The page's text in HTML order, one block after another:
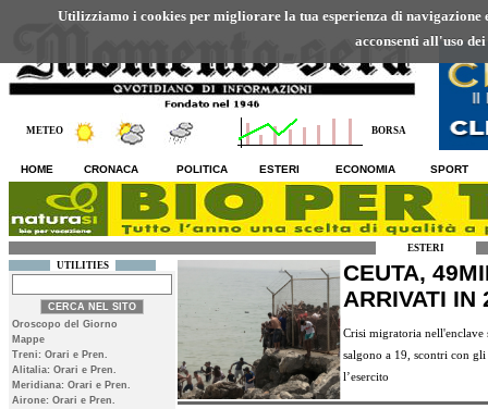
Utilizziamo i cookies per migliorare la tua esperienza di
acconsenti all'uso
METEO BORSA
HOME CRONACA POLITICA ESTERI ECONOMIA SPORT
ESTERI
UTILITIES
Oroscopo del Giorno
Mappe
Treni: Orari e Pren.
Alitalia: Orari e Pren.
Meridiana: Orari e Pren.
Airone: Orari e Pren.
CEUTA,
ARRIVATI IN
Crisi migratoria
salgono a 19, scontri con
l’esercito